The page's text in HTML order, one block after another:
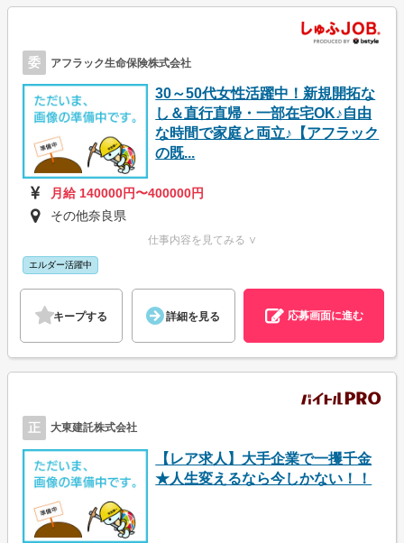
委 アフラック生命保険株式会社
30～50代女性活躍中！新規開拓な
し＆直行直帰・一部在宅OK♪自由
な時間で家庭と両立♪【アフラック
の既...
月給 140000円〜400000円
その他奈良県
仕事内容を見てみる ∨
エルダー活躍中
キープする 詳細を見る 応募画面に進む
正 大東建託株式会社
【レア求人】大手企業で一攫千金
★人生変えるなら今しかない！！